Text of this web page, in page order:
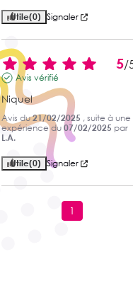
Utile(0) Signaler
5/
Avis vérifié
Niquel
Avis du21/02/2025 , suite à une
expérience du 07/02/2025 par
L.A.
Utile(0) Signaler
1